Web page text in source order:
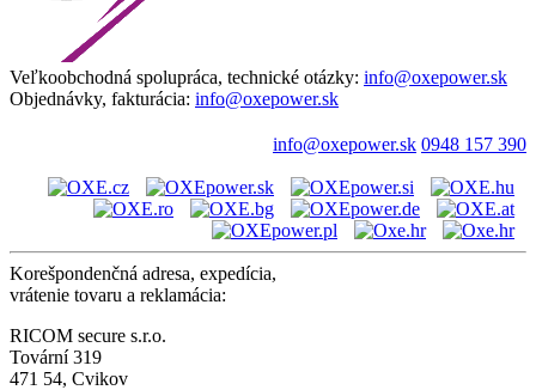
Veľkoobchodná spolupráca, technické otázky: info@oxepower.sk
Objednávky, fakturácia: info@oxepower.sk
info@oxepower.sk 0948 157 390
Korešpondenčná adresa, expedícia,
vrátenie tovaru a reklamácia:
RICOM secure s.r.o.
Tovární 319
471 54, Cvikov